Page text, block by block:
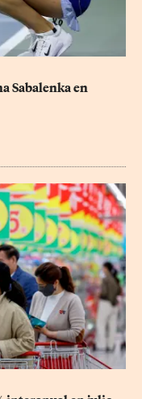
Sabalenka en